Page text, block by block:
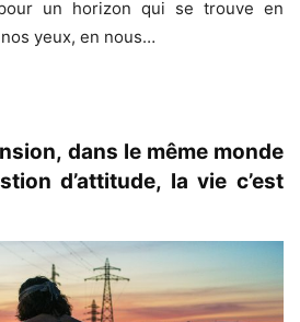
un horizon qui se trouve en
yeux, en nous…
dans le même monde
d’attitude, la vie c’est